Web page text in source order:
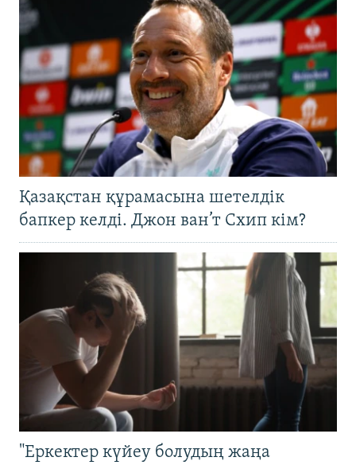
Қазақстан құрамасына шетелдік
бапкер келді. Джон ван’т Схип кім?
"Еркектер күйеу болудың жаңа